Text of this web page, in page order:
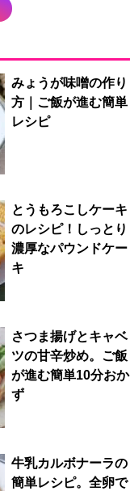
みょうが味噌の作り
方｜ご飯が進む簡単
レシピ
とうもろこしケーキ
のレシピ！しっとり
濃厚なパウンドケー
キ
さつま揚げとキャベ
ツの甘辛炒め。ご飯
が進む簡単10分おか
ず
牛乳カルボナーラの
簡単レシピ。全卵で